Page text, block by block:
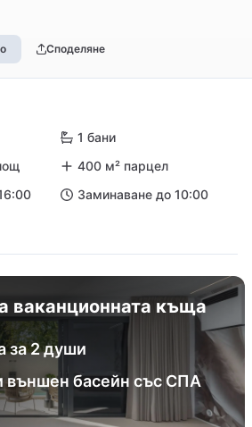
Споделяне
1 бани
400 м² парцел
Заминаване до 10:00
ваканционната къща
за 2 души
външен басейн със СПА